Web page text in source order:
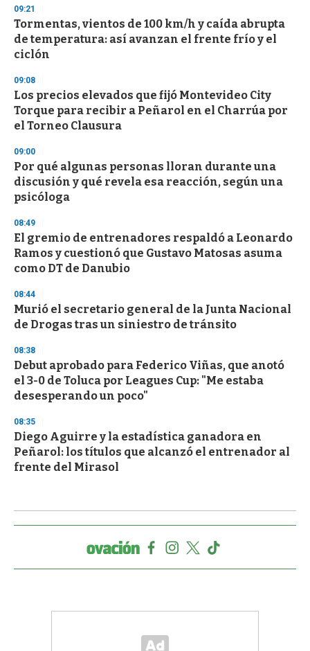
s
e
c
o
n
s
09:21
Tormentas, vientos de 100 km/h y caída abrupta
de temperatura: así avanzan el frente frío y el
ciclón
09:08
Los precios elevados que fijó Montevideo City
Torque para recibir a Peñarol en el Charrúa por
el Torneo Clausura
09:00
Por qué algunas personas lloran durante una
discusión y qué revela esa reacción, según una
psicóloga
08:49
El gremio de entrenadores respaldó a Leonardo
Ramos y cuestionó que Gustavo Matosas asuma
como DT de Danubio
08:44
Murió el secretario general de la Junta Nacional
de Drogas tras un siniestro de tránsito
08:38
Debut aprobado para Federico Viñas, que anotó
el 3-0 de Toluca por Leagues Cup: "Me estaba
desesperando un poco"
08:35
Diego Aguirre y la estadística ganadora en
Peñarol: los títulos que alcanzó el entrenador al
frente del Mirasol